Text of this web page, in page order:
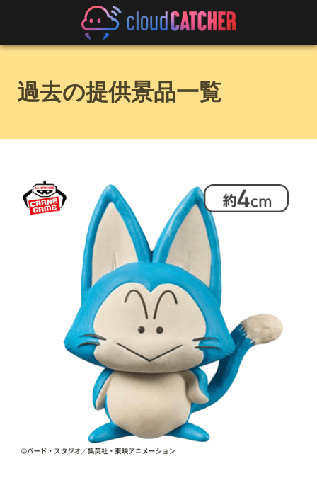
過去の提供景品一覧